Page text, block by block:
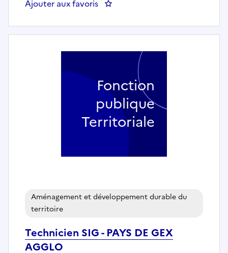
Ajouter aux favoris : Chef de projet planification
Technicien SIG - PAYS DE GEX
AGGLO
Aménagement et développement durable du
territoire
Fonction
publique
Territoriale